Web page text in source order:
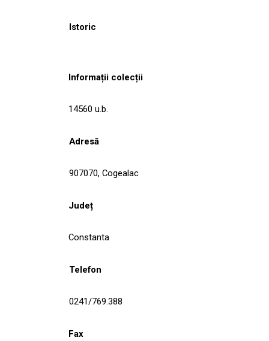
Istoric
Informații colecții
14560 u.b.
Adresă
907070, Cogealac
Județ
Constanta
Telefon
0241/769.388
Fax